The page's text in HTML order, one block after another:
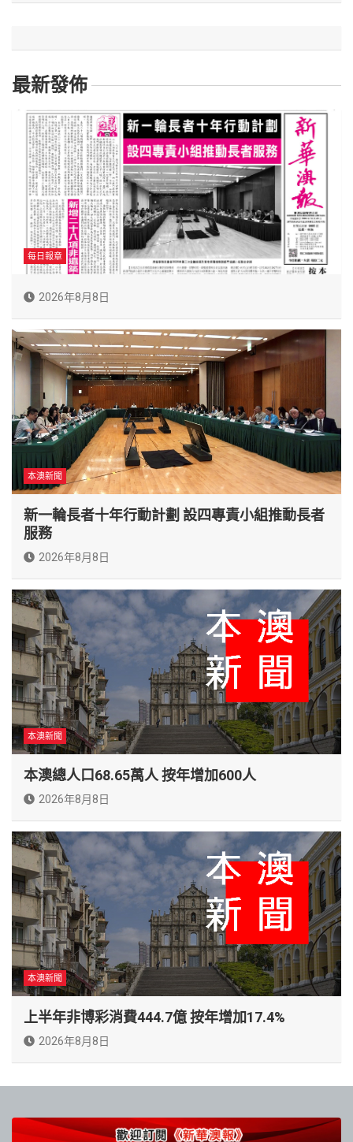
最新發佈
每日報章
2026年8月8日
本澳新聞
新一輪長者十年行動計劃 設四專責小組推動長者
服務
2026年8月8日
本澳新聞
本澳總人口68.65萬人 按年增加600人
2026年8月8日
本澳新聞
上半年非博彩消費444.7億 按年增加17.4%
2026年8月8日